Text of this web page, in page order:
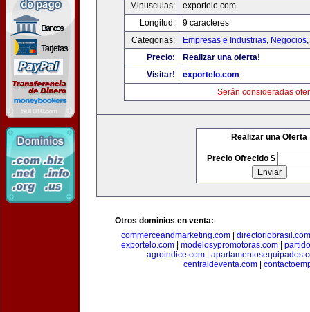
Minusculas:
exportelo.com
Longitud:
9 caracteres
Categorias:
Empresas e Industrias, Negocios,
Precio:
Realizar una oferta!
Visitar!
exportelo.com
Serán consideradas
Realizar una Oferta
Precio Ofrecido $
Otros dominios en venta:
commerceandmarketing.com| directoriobrasil.com
exportelo.com
modelosypromotoras.com
agroindice.com
centraldeventa.com